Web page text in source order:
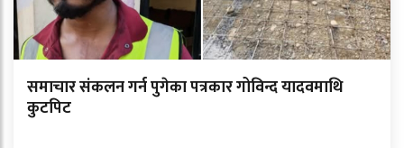
समाचार संकलन गर्न पुगेका पत्रकार गोविन्द यादवमाथि
कुटपिट